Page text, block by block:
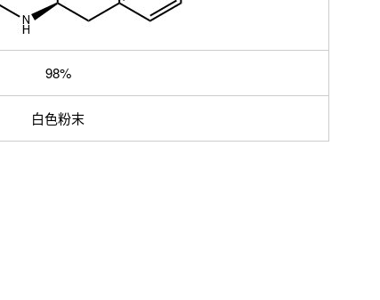
98%
白色粉末